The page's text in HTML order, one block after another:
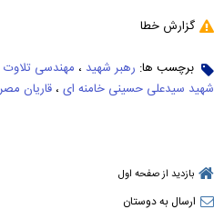
گزارش خطا
برچسب ها: رهبر شهید ، مهندسی تلاوت
شهید سیدعلی حسینی خامنه ای ، قاریان
بازدید از صفحه اول
ارسال به دوستان